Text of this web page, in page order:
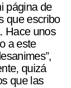
página de
que escribo
Hace unos
a este
quizá
que las